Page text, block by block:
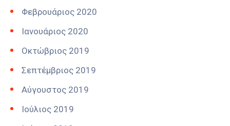
Φεβρουάριος 2020
Ιανουάριος 2020
Οκτώβριος 2019
Σεπτέμβριος 2019
Αύγουστος 2019
Ιούλιος 2019